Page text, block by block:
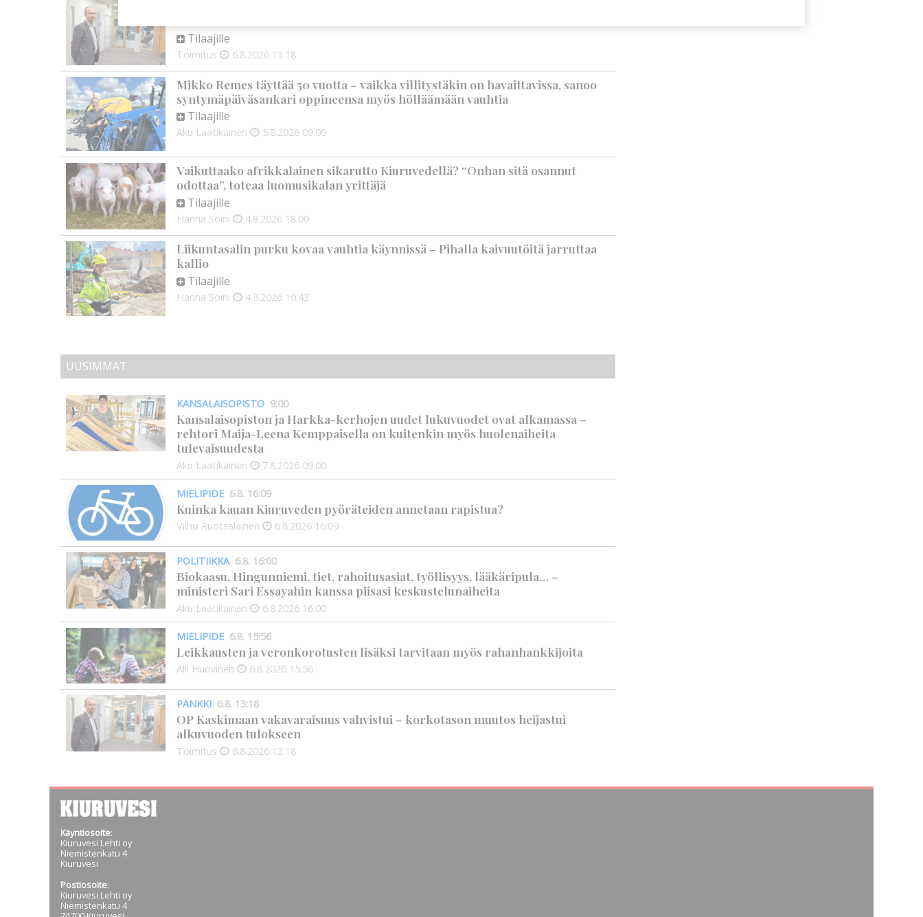
Tilaajille
Toimitus 6.8.2026 13:18
Mikko Remes täyttää 50 vuotta – vaikka villitystäkin on havaittavissa, sanoo
syntymäpäiväsankari oppineensa myös hölläämään vauhtia
Tilaajille
Aku Laatikainen 5.8.2026 09:00
Vaikuttaako afrikkalainen sikarutto Kiuruvedellä? “Onhan sitä osannut
odottaa”, toteaa luomusikalan yrittäjä
Tilaajille
Hanna Soini 4.8.2026 18:00
Liikuntasalin purku kovaa vauhtia käynnissä – Pihalla kaivuutöitä jarruttaa
kallio
Tilaajille
Hanna Soini 4.8.2026 10:43
UUSIMMAT
KANSALAISOPISTO 9:00
Kansalaisopiston ja Harkka-kerhojen uudet lukuvuodet ovat alkamassa –
rehtori Maija-Leena Kemppaisella on kuitenkin myös huolenaiheita
tulevaisuudesta
Aku Laatikainen 7.8.2026 09:00
MIELIPIDE 6.8. 16:09
Kuinka kauan Kiuruveden pyöräteiden annetaan rapistua?
Vilho Ruotsalainen 6.8.2026 16:09
POLITIIKKA 6.8. 16:00
Biokaasu, Hingunniemi, tiet, rahoitusasiat, työllisyys, lääkäripula… –
ministeri Sari Essayahin kanssa piisasi keskustelunaiheita
Aku Laatikainen 6.8.2026 16:00
MIELIPIDE 6.8. 15:56
Leikkausten ja veronkorotusten lisäksi tarvitaan myös rahanhankkijoita
Alli Huovinen 6.8.2026 15:56
PANKKI 6.8. 13:18
OP Kaskimaan vakavaraisuus vahvistui – korkotason muutos heijastui
alkuvuoden tulokseen
Toimitus 6.8.2026 13:18
Käyntiosoite:
Kiuruvesi Lehti oy
Niemistenkatu 4
Kiuruvesi
Postiosoite:
Kiuruvesi Lehti oy
Niemistenkatu 4